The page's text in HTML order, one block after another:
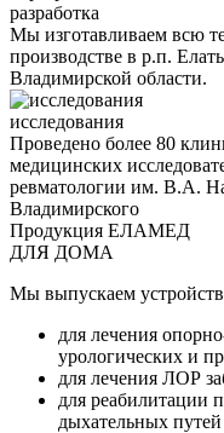
разработка
Мы изготавливаем всю
производстве в р.п.
Владимирской области.
исследования
Проведено более 80
медицинских
ревматологии им. В.А.
Владимирского
Продукция ЕЛАМЕД
ДЛЯ ДОМА
Мы выпускаем
для лечения
урологических и
для лечения ЛОР
для реабилитации
дыхательных путей